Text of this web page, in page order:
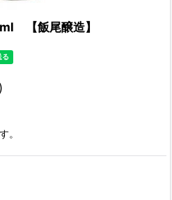
【飯尾醸造】
。